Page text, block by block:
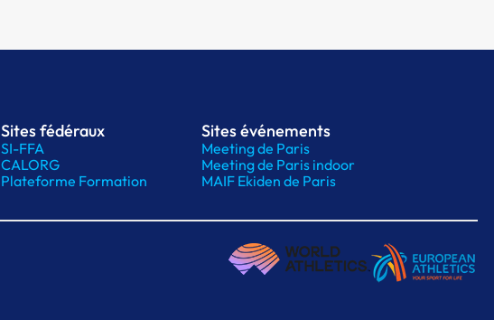
Sites fédéraux
SI-FFA
CALORG
Plateforme Formation
Sites événements
Meeting de Paris
Meeting de Paris indoor
MAIF Ekiden de Paris